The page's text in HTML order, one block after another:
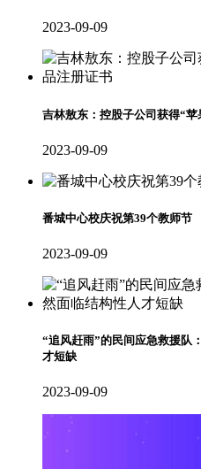
2023-09-09
吉林敖东：控股子公司获得“
2023-09-09
番城中心校庆祝第39个教师节
2023-09-09
“追风赶雨”的民间应急救援队
才短缺
2023-09-09